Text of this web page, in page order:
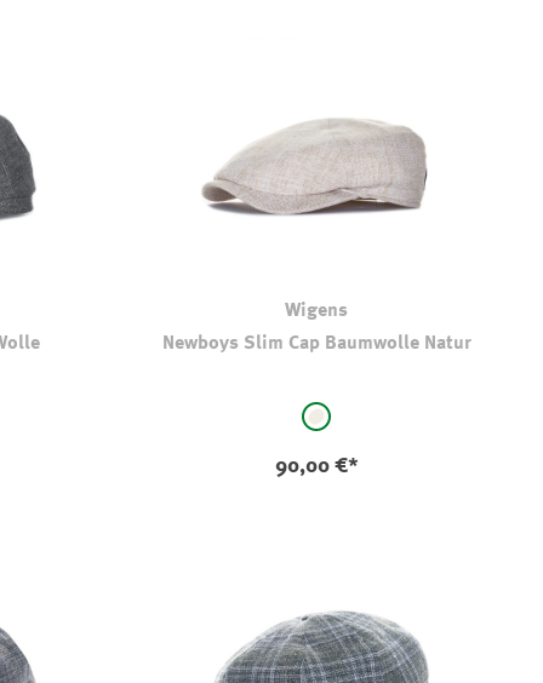
Wigens
Newboys Slim Cap Baumwolle Natur
auswählen
natur
90,00 €*